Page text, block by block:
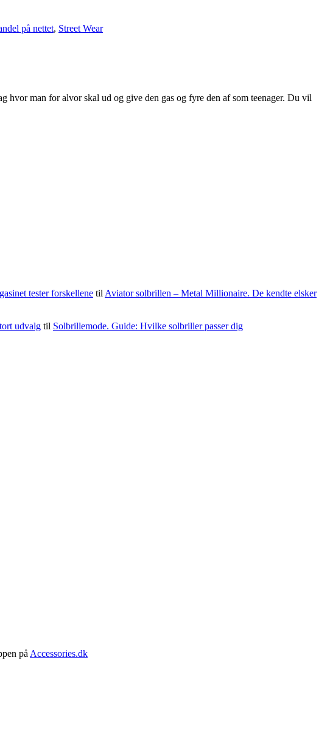
på nettet, Street Wear
hvor man for alvor skal ud og give den gas og fyre den af som teenager. Du vil
tester forskellene til Aviator solbrillen – Metal Millionaire. De kendte elsker
udvalg til Solbrillemode. Guide: Hvilke solbriller passer dig
på Accessories.dk